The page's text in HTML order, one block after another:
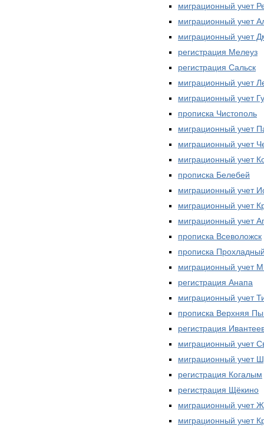
миграционный учет
миграционный учет
миграционный учет
регистрация Мелеуз
регистрация Сальск
миграционный учет
миграционный учет
прописка Чистополь
миграционный учет
миграционный учет
миграционный учет
прописка Белебей
миграционный учет
миграционный учет
миграционный учет
прописка Всеволожск
прописка
миграционный учет
регистрация Анапа
миграционный учет
прописка Верхняя
регистрация
миграционный учет
миграционный учет
регистрация Когалым
регистрация Щёкино
миграционный учет
миграционный учет